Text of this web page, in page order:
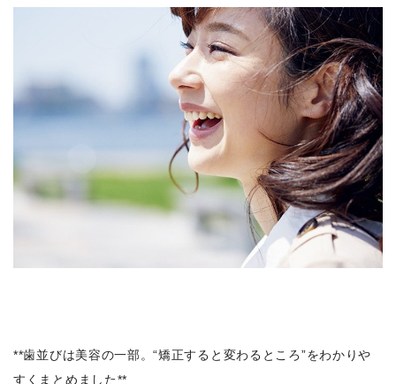
**歯並びは美容の一部。“矯正すると変わるところ”をわかりや
すくまとめました**